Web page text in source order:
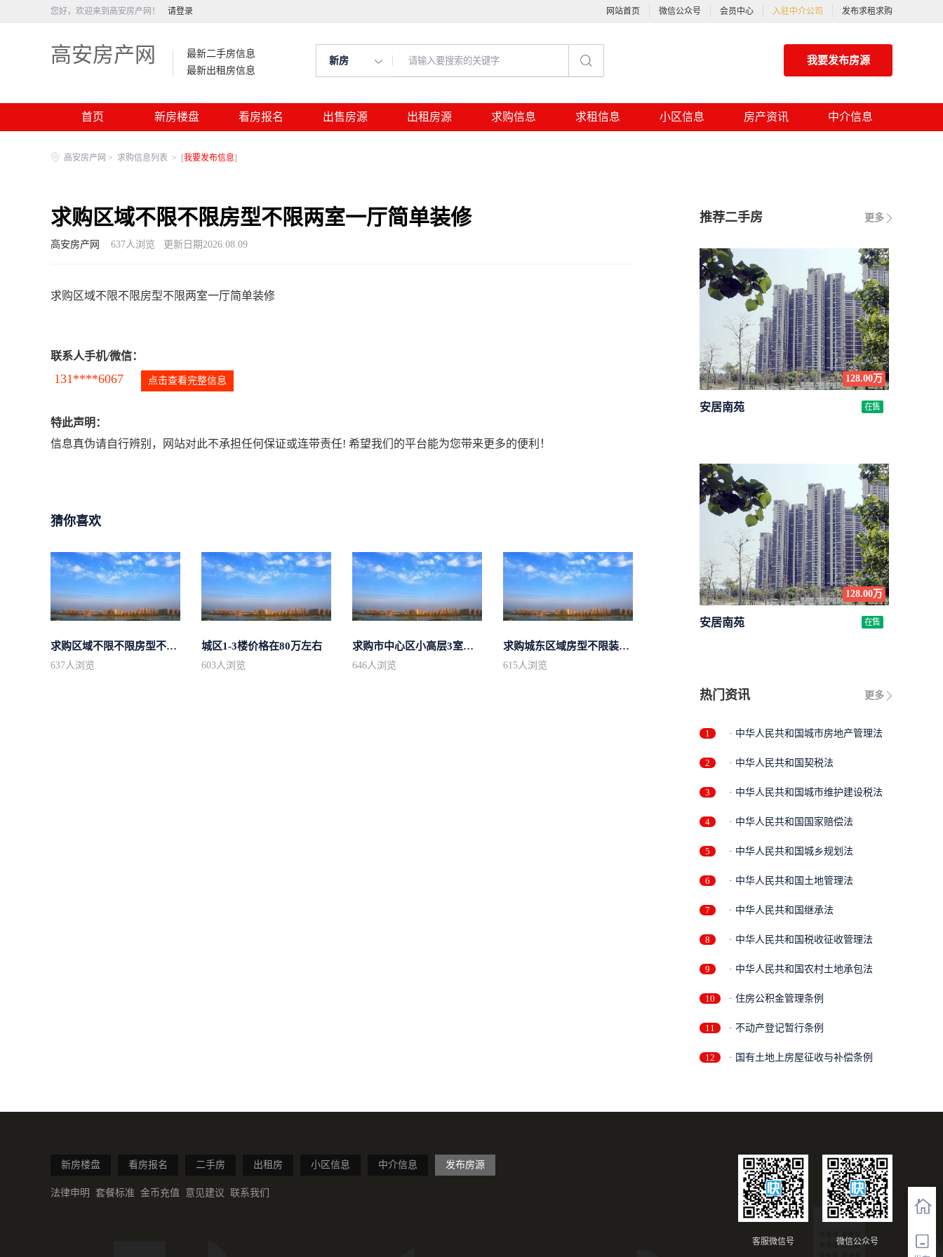
您好，欢迎来到高安房产网！ 请登录 网站首页 微信公众号 会员中心 入驻中介公司 发布求租求购
高安房产网
最新二手房信息
最新出租房信息
新房 我要发布房源
首页 新房楼盘 看房报名 出售房源 出租房源 求购信息 求租信息 小区信息 房产资讯 中介信息
高安房产网 > 求购信息列表 > [我要发布信息]
求购区域不限不限房型不限两室一厅简单装修
高安房产网 637人浏览 更新日期2026.08.09
求购区域不限不限房型不限两室一厅简单装修
联系人手机/微信：
131****6067 点击查看完整信息
特此声明：
信息真伪请自行辨别，网站对此不承担任何保证或连带责任! 希望我们的平台能为您带来更多的便利！
猜你喜欢
求购区域不限不限房型不限两室一厅简...
637人浏览
城区1-3楼价格在80万左右
603人浏览
求购市中心区小高层3室精致装修
646人浏览
求购城东区域房型不限装修不限
615人浏览
更多
推荐二手房
128.00万
安居南苑 在售
128.00万
安居南苑 在售
更多
热门资讯
1 · 中华人民共和国城市房地产管理法
2 · 中华人民共和国契税法
3 · 中华人民共和国城市维护建设税法
4 · 中华人民共和国国家赔偿法
5 · 中华人民共和国城乡规划法
6 · 中华人民共和国土地管理法
7 · 中华人民共和国继承法
8 · 中华人民共和国税收征收管理法
9 · 中华人民共和国农村土地承包法
10 · 住房公积金管理条例
11 · 不动产登记暂行条例
12 · 国有土地上房屋征收与补偿条例
新房楼盘 看房报名 二手房 出租房 小区信息 中介信息 发布房源
法律申明 套餐标准 金币充值 意见建议 联系我们
微信公众号
客服微信号